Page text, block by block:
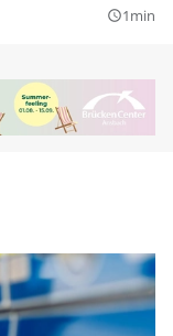
query_builder1min